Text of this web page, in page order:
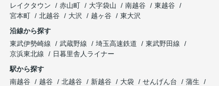
レイクタウン
赤山町 大字袋山 南越谷
東越谷
宮本町
北越谷 大沢 越ヶ谷
東大沢
沿線から探す
東武伊勢崎線
武蔵野線 埼玉高速鉄道
東武野田線
京浜東北線
日暮里舎人ライナー
駅から探す
南越谷
越谷 北越谷 新越谷 大袋 せんげん台
蒲生